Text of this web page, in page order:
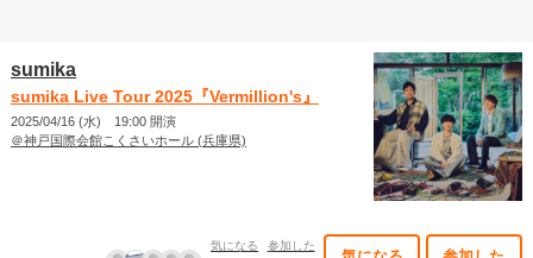
sumika
sumika Live Tour 2025『Vermillion's』
2025/04/16 (水) 19:00 開演
＠神戸国際会館こくさいホール (兵庫県)
気になる 参加した